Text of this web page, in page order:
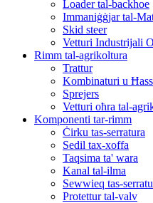
Loader tal-backhoe
Immaniġġjar tal-
Skid steer
Vetturi Industrijali
Rimm tal-agrikoltura
Trattur
Kombinaturi u
Sprejers
Vetturi oħra tal-
Komponenti tar-rimm
Ċirku tas-serratura
Sedil tax-xoffa
Taqsima ta' wara
Kanal tal-ilma
Sewwieq tas-
Protettur tal-valv